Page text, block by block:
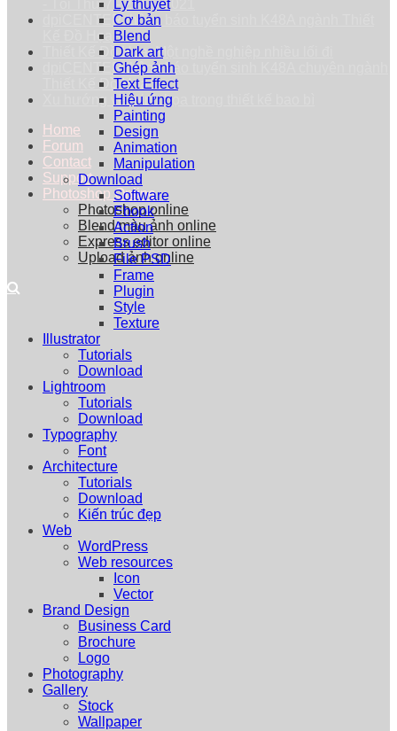
- Tối Thứ 7 - 25/09/2021
dpiCENTER thông báo tuyển sinh K48A ngành Thiết
Kế Đồ Họa
Thiết Kế Đồ Họa: Một nghề nghiệp nhiều lối đi
dpiCENTER thông báo tuyển sinh K48A chuyên ngành
Thiết Kế Đồ Họa
Xu hướng vẽ minh họa trong thiết kế bao bì
Home
Forum
Contact
Support
Photoshop Online
Photoshop online
Blend màu ảnh online
Express editor online
Upload ảnh online
Lý thuyết
Cơ bản
Blend
Dark art
Ghép ảnh
Text Effect
Hiệu ứng
Painting
Design
Animation
Manipulation
Download
Software
Ebook
Action
Brush
File PSD
Frame
Plugin
Style
Texture
Illustrator
Tutorials
Download
Lightroom
Tutorials
Download
Typography
Font
Architecture
Tutorials
Download
Kiến trúc đẹp
Web
WordPress
Web resources
Icon
Vector
Brand Design
Business Card
Brochure
Logo
Photography
Gallery
Stock
Wallpaper